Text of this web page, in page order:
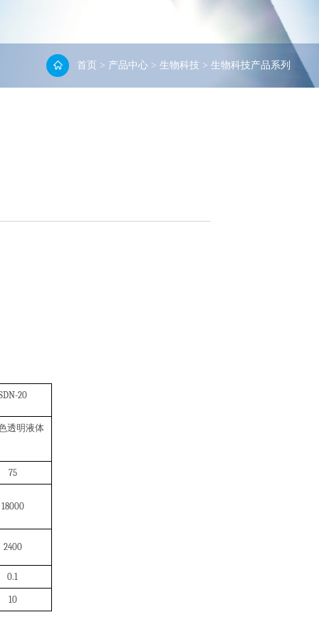
首页 > 产品中心> 生物科技 > 生物科技产品系列
20
透明液体
75
18000
2400
0.1
10